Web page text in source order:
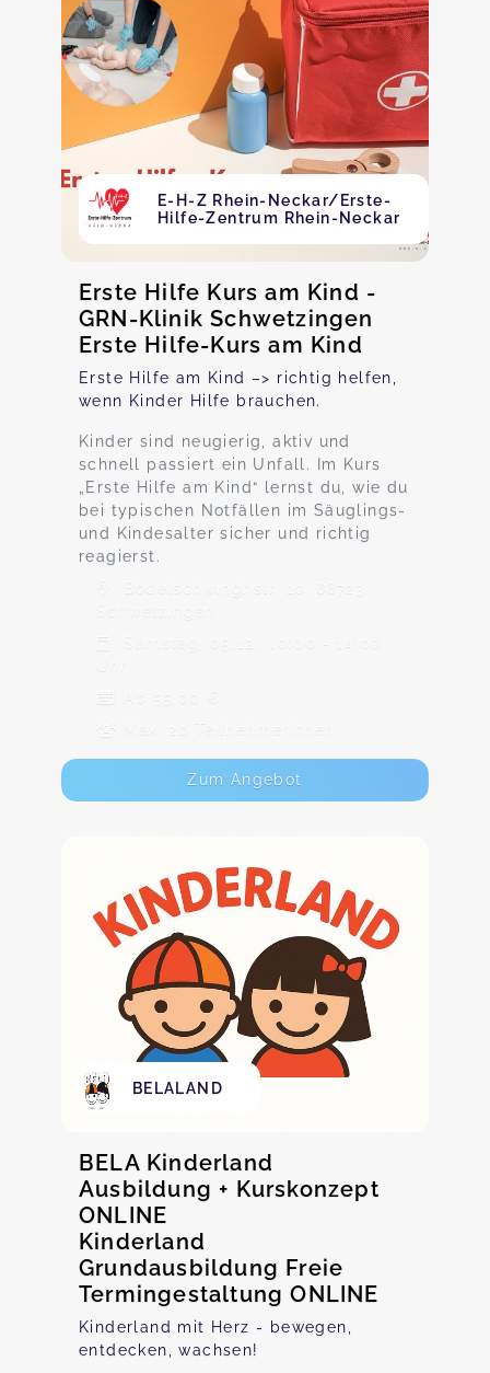
E-H-Z Rhein-Neckar/Erste-
Hilfe-Zentrum Rhein-Neckar
Erste Hilfe Kurs am Kind -
GRN-Klinik Schwetzingen
Erste Hilfe-Kurs am Kind
Erste Hilfe am Kind –> richtig helfen,
wenn Kinder Hilfe brauchen.
Kinder sind neugierig, aktiv und
schnell passiert ein Unfall. Im Kurs
„Erste Hilfe am Kind“ lernst du, wie du
bei typischen Notfällen im Säuglings-
und Kindesalter sicher und richtig
reagierst.
Bodelschwinghstr. 10, 68723
Schwetzingen
Samstag, 05.12., 10:00 - 14:00
Ab 55,00 €
Max. 20 TeilnehmerInnen
Zum Angebot
BELALAND
BELA Kinderland
Ausbildung + Kurskonzept
ONLINE
Kinderland
Grundausbildung Freie
Termingestaltung ONLINE
Kinderland mit Herz - bewegen,
entdecken, wachsen!